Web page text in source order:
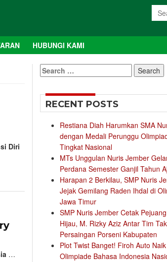
HUBUNGI KAMI
Diri
…
Search
for:
RECENT POSTS
Restiana Diah Harumkan SMA
dengan Medali Perunggu
Tingkat Nasional
MTs Unggulan Nuris Jember
Perdana Semester Ganjil Tahun
Harapan 2 Berkilau, SMP Nuris
Jejak Gemilang Raden Ihdal di
Jawa Timur
SMP Nuris Jember Cetak
Hijau, M. Rizky Aziz Antar Tim
Persaingan Porseni Kabupaten
Plot Twist Banget! Firoh Auto
Olimpiade Bahasa Indonesia